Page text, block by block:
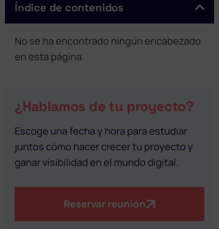
Índice de contenidos
No se ha encontrado ningún encabezado
en esta página.
¿Hablamos de tu proyecto?
Escoge una fecha y hora para estudiar
juntos cómo hacer crecer tu proyecto y
ganar visibilidad en el mundo digital.
Reservar reunión